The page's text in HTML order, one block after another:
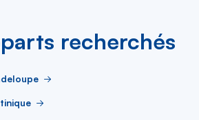
recherchés